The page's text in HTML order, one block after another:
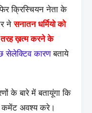
क्रिस्चियन नेता के
नेसनातन धर्मियो को
तरह ख़त्म करने के
सेलेक्टिव कारणबताये
के बारे में बतायूंगा कि
कमेंट अवश्य करे।